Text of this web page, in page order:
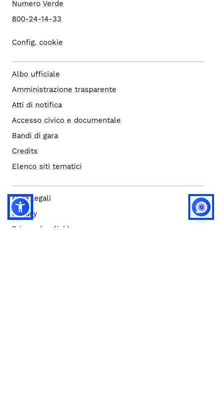
Numero Verde
800-24-14-33
Config. cookie
Albo ufficiale
Amministrazione trasparente
Atti di notifica
Accesso civico e documentale
Bandi di gara
Credits
Elenco siti tematici
Note legali
Privacy
Privacy (english)